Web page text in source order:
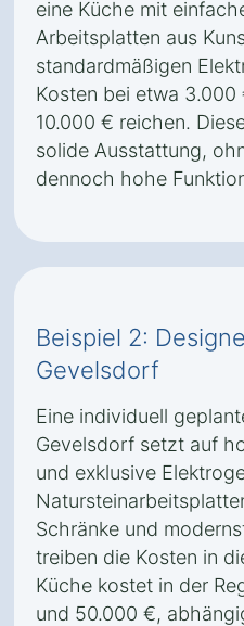
eine Küche mit
Arbeitsplatten aus
standardmäßigen
Kosten bei etwa
10.000 € reichen.
solide Ausstattung,
dennoch hohe
Beispiel 2:
Gevelsdorf
Eine individuell
Gevelsdorf setzt auf
und exklusive
Schränke und
treiben die Kosten in
Küche kostet in der
und 50.000 €,